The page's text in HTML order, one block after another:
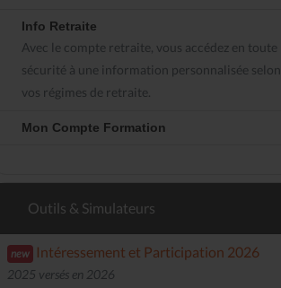
Info Retraite
Avec le compte retraite, vous accédez en toute
sécurité à une information personnalisée selon
vos régimes de retraite.
Mon Compte Formation
Outils & Simulateurs
new Intéressement et Participation 2026
2025 versés en 2026